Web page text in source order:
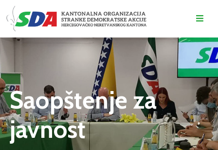
O
DOGAĐAJI
VIJESTI
KONTAKT
Saopštenje za
javnost